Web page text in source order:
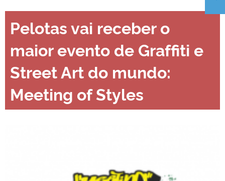
Pelotas vai receber o
maior evento de Graffiti e
Street Art do mundo:
Meeting of Styles